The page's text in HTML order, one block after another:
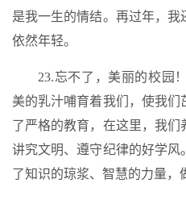
是我一生的情结。再过年，
依然年轻。
23.忘不了，美丽的校园
美的乳汁哺育着我们，使我们
了严格的教育，在这里，我们
讲究文明、遵守纪律的好学
了知识的琼浆、智慧的力量，